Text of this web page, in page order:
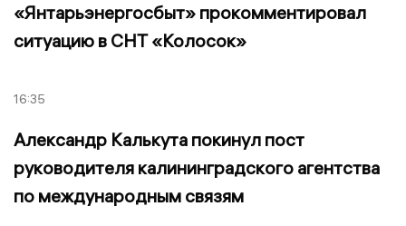
«Янтарьэнергосбыт» прокомментировал
ситуацию в СНТ «Колосок»
16:35
Александр Калькута покинул пост
руководителя калининградского агентства
по международным связям